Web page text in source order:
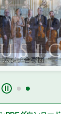
ムジチ合奏団